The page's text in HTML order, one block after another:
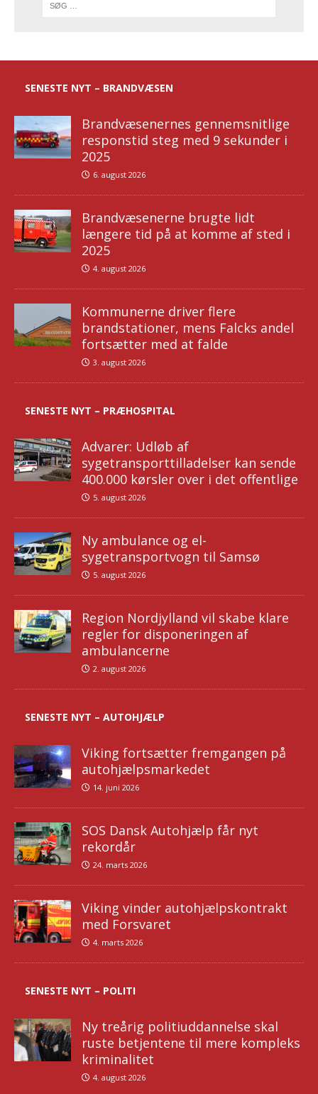
SENESTE NYT – BRANDVÆSEN
Brandvæsenernes gennemsnitlige
responstid steg med 9 sekunder i
2025
6. august 2026
Brandvæsenerne brugte lidt
længere tid på at komme af sted i
2025
4. august 2026
Kommunerne driver flere
brandstationer, mens Falcks andel
fortsætter med at falde
3. august 2026
SENESTE NYT – PRÆHOSPITAL
Advarer: Udløb af
sygetransporttilladelser kan sende
400.000 kørsler over i det offentlige
5. august 2026
Ny ambulance og el-
sygetransportvogn til Samsø
5. august 2026
Region Nordjylland vil skabe klare
regler for disponeringen af
ambulancerne
2. august 2026
SENESTE NYT – AUTOHJÆLP
Viking fortsætter fremgangen på
autohjælpsmarkedet
14. juni 2026
SOS Dansk Autohjælp får nyt
rekordår
24. marts 2026
Viking vinder autohjælpskontrakt
med Forsvaret
4. marts 2026
SENESTE NYT – POLITI
Ny treårig politiuddannelse skal
ruste betjentene til mere kompleks
kriminalitet
4. august 2026